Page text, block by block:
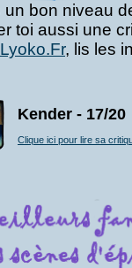
un bon niveau
toi aussi une
, lis les
Kender - 17/20
Clique ici pour lire sa